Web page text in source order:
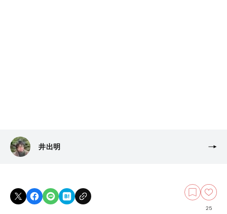
井出明
25